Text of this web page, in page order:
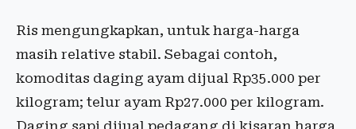
Ris mengungkapkan, untuk harga-harga
masih relative stabil. Sebagai contoh,
komoditas daging ayam dijual Rp35.000 per
kilogram; telur ayam Rp27.000 per kilogram.
Daging sapi dijual pedagang di kisaran harga